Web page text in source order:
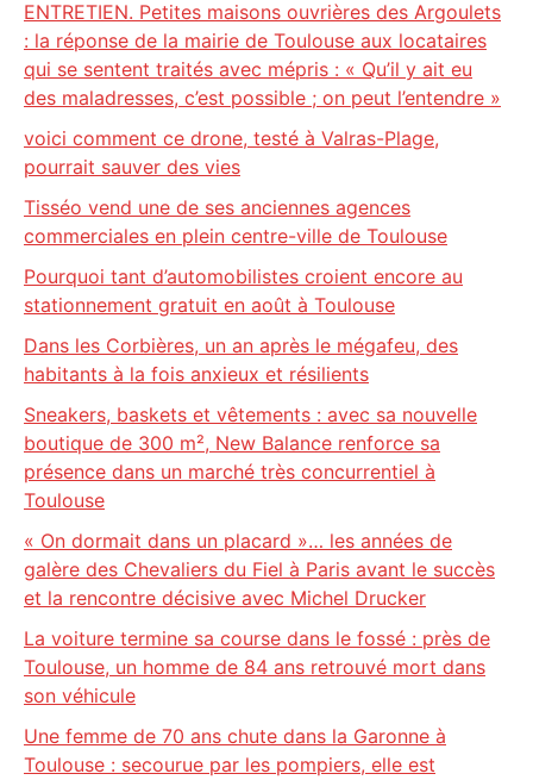
ENTRETIEN. Petites maisons ouvrières des Argoulets
: la réponse de la mairie de Toulouse aux locataires
qui se sentent traités avec mépris : « Qu’il y ait eu
des maladresses, c’est possible ; on peut l’entendre »
voici comment ce drone, testé à Valras-Plage,
pourrait sauver des vies
Tisséo vend une de ses anciennes agences
commerciales en plein centre-ville de Toulouse
Pourquoi tant d’automobilistes croient encore au
stationnement gratuit en août à Toulouse
Dans les Corbières, un an après le mégafeu, des
habitants à la fois anxieux et résilients
Sneakers, baskets et vêtements : avec sa nouvelle
boutique de 300 m², New Balance renforce sa
présence dans un marché très concurrentiel à
Toulouse
« On dormait dans un placard »… les années de
galère des Chevaliers du Fiel à Paris avant le succès
et la rencontre décisive avec Michel Drucker
La voiture termine sa course dans le fossé : près de
Toulouse, un homme de 84 ans retrouvé mort dans
son véhicule
Une femme de 70 ans chute dans la Garonne à
Toulouse : secourue par les pompiers, elle est